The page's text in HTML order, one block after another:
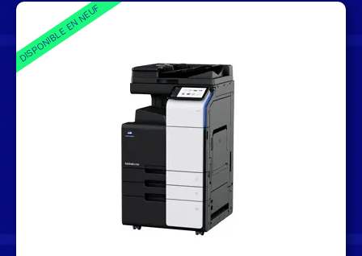
DISPONIBLE EN NEUF